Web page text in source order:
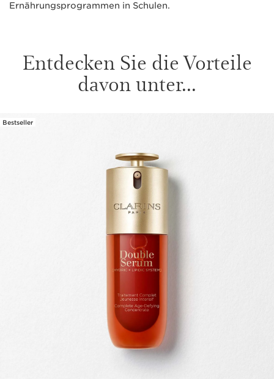
Ernährungsprogrammen in Schulen.
Entdecken Sie die Vorteile
davon unter...
Bestseller